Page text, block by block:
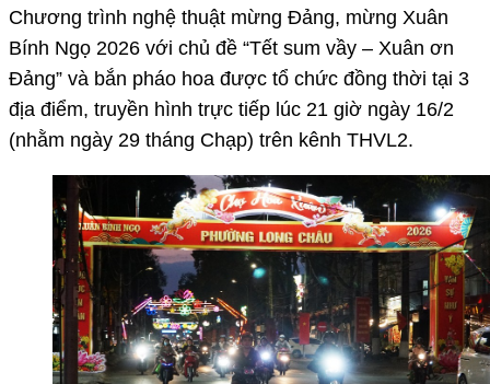
Chương trình nghệ thuật mừng Đảng, mừng Xuân
Bính Ngọ 2026 với chủ đề “Tết sum vầy – Xuân ơn
Đảng” và bắn pháo hoa được tổ chức đồng thời tại 3
địa điểm, truyền hình trực tiếp lúc 21 giờ ngày 16/2
(nhằm ngày 29 tháng Chạp) trên kênh THVL2.